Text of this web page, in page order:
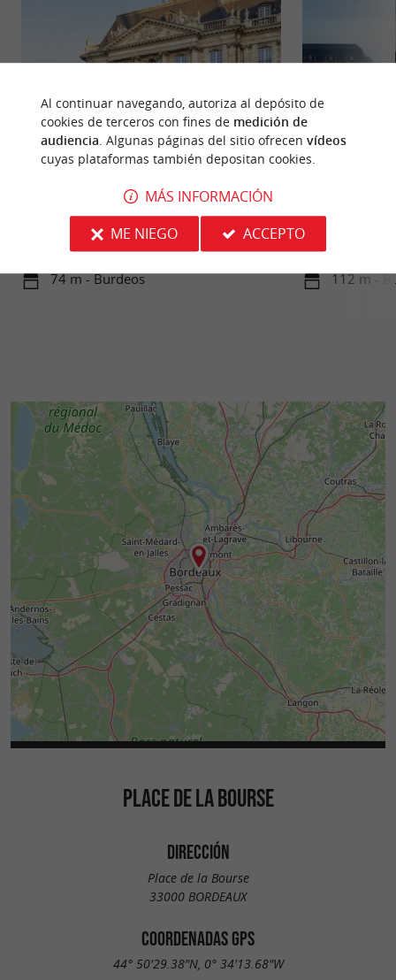
Musée National des Douanes
Situado en la Place de la Bourse de Burdeos, el
Museo Nacional de Aduanas ha sido, desde su
inauguración en 1984, ...
74 m - Burdeos
emblemas más ...
112 m -
PLACE DE LA BOURSE
DIRECCIÓN
Place de la Bourse
33000 BORDEAUX
COORDENADAS GPS
44° 50'29.38"N, 0° 34'13.68"W
Al continuar navegando, autoriza al depósito de
cookies de terceros con fines de medición de
audiencia. Algunas páginas del sitio ofrecen vídeos
cuyas plataformas también depositan cookies.
MÁS INFORMACIÓN
ME NIEGO
ACCEPTO